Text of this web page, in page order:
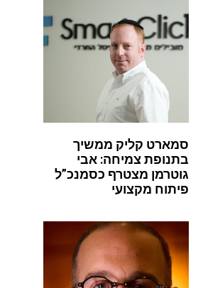
סמארט קליק ממשיך
בתנופת צמיחה: אבי
גוטרמן מצטרף כסמנכ”ל
פיתוח מקצועי